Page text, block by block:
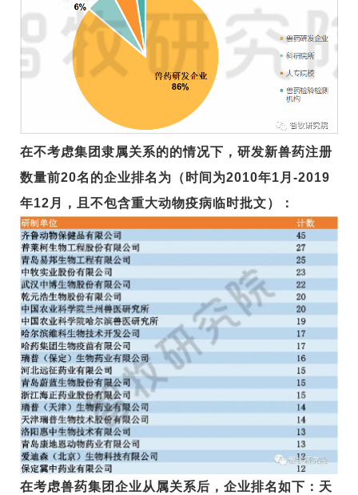
在不考虑集团隶属关系的的情况下，研发新兽药注册
数量前20名的企业排名为（时间为2010年1月-2019
年12月，且不包含重大动物疫病临时批文）：
在考虑兽药集团企业从属关系后，企业排名如下：天